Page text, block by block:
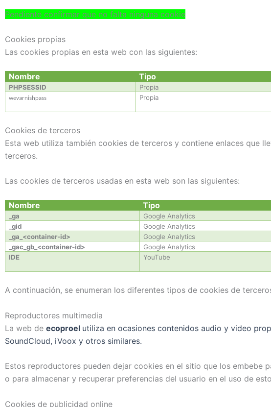
Pendiente confirmar que no falta ninguna cookie
Cookies propias
Las cookies propias en esta web con las siguientes:
Nombre Tipo
PHPSESSID Propia
wevarnishpass Propia
Cookies de terceros
Esta web utiliza también cookies de terceros y contiene enlaces que
terceros.
Las cookies de terceros usadas en esta web son las siguientes:
Nombre Tipo
_ga Google Analytics
_gid
Google Analytics
_ga_<container-id>
Google Analytics
_gac_gb_<container-id>
Google Analytics
IDE
YouTube
A continuación, se enumeran los diferentes tipos de cookies de
Reproductores multimedia
La web de ecoproel utiliza en ocasiones contenidos audio y video
SoundCloud, iVoox y otros similares.
Estos reproductores pueden dejar cookies en el sitio que los
o para almacenar y recuperar preferencias del usuario en el uso de
Cookies de publicidad online